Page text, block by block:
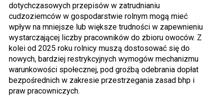
dotychczasowych przepisów w zatrudnianiu
cudzoziemców w gospodarstwie rolnym mogą mieć
wpływ na mniejsze lub większe trudności w zapewnieniu
wystarczającej liczby pracowników do zbioru owoców. Z
kolei od 2025 roku rolnicy muszą dostosować się do
nowych, bardziej restrykcyjnych wymogów mechanizmu
warunkowości społecznej, pod groźbą odebrania dopłat
bezpośrednich w zakresie przestrzegania zasad bhp i
praw pracowniczych.